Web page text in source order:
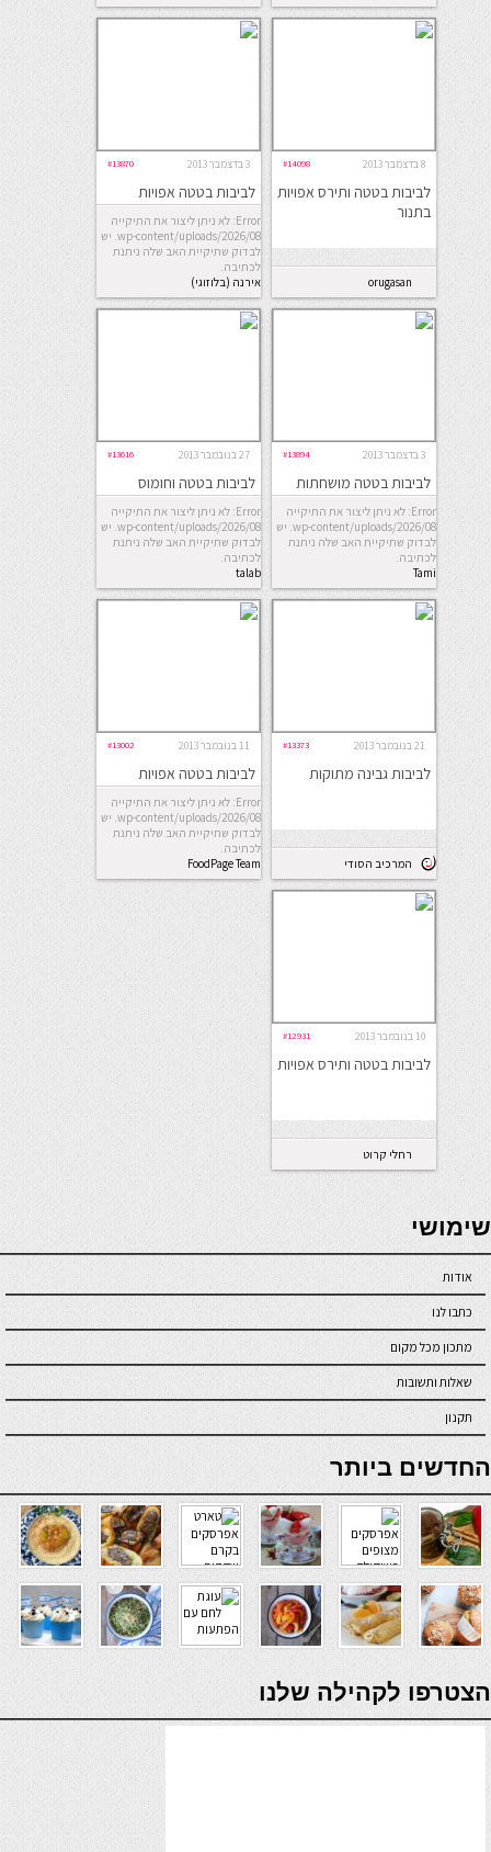
8 בדצמבר 2013 #14098
לביבות בטטה ותירס אפויות
בתנור
orugasan
3 בדצמבר 2013 #13870
לביבות בטטה אפויות
Error: לא ניתן ליצור את התיקייה
wp-content/uploads/2026/08. יש
לבדוק שתיקיית האב שלה ניתנת
לכתיבה.
אירנה (בלוזוגי)
3 בדצמבר 2013 #13894
לביבות בטטה מושחתות
Error: לא ניתן ליצור את התיקייה
wp-content/uploads/2026/08. יש
לבדוק שתיקיית האב שלה ניתנת
לכתיבה.
Tami
27 בנובמבר 2013 #13616
לביבות בטטה וחומוס
אפויותError: לא ניתן ליצור את התיקייה
wp-content/uploads/2026/08. יש
לבדוק שתיקיית האב שלה ניתנת
לכתיבה.
talab
21 בנובמבר 2013 #13373
לביבות גבינה מתוקות
המרכיב הסודי
11 בנובמבר 2013 #13002
לביבות בטטה אפויות
(טבעוניות)
Error: לא ניתן ליצור את התיקייה
wp-content/uploads/2026/08. יש
לבדוק שתיקיית האב שלה ניתנת
לכתיבה.
FoodPage Team
10 בנובמבר 2013 #12931
לביבות בטטה ותירס אפויות
רחלי קרוט
seriöse online casinos österreich
שימושי
אודות
כתבו לנו
מתכון מכל מקום
שאלות ותשובות
תקנון
online casino
החדשים ביותר
verde casino
הצטרפו לקהילה שלנו